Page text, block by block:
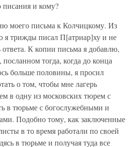
писания и кому?
моего письма к Колчицкому. Из
я трижды писал П[атриар]ху и не
ответа. К копии письма я добавлю,
тогда, когда до конца
больше половины, я просил
о том, чтобы мне лагерь
в одну из московских тюрем с
в тюрьме с богослужебными и
Подобно тому, как заключенные
в то время работали по своей
в тюрьме и получая туда все